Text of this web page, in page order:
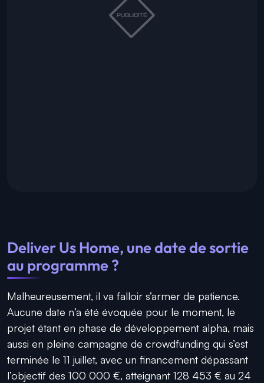
Deliver Us Home, une date de sortie
au programme ?
Malheureusement, il va falloir s’armer de patience.
Aucune date n’a été évoquée pour le moment, le
projet étant en phase de développement alpha, mais
aussi en pleine campagne de crowdfunding qui s’est
terminée le 11 juillet, avec un financement dépassant
l’objectif des 100 000 €, atteignant 128 453 € au 24